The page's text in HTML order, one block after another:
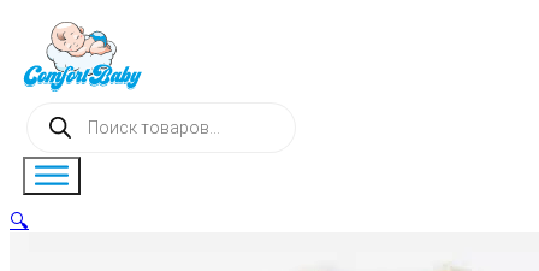
Поиск
товаров
🔍